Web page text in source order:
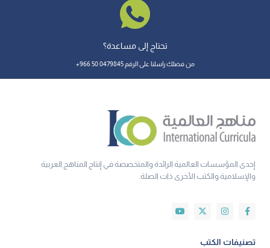
تحتاج إلى مساعدة؟
من فضلك راسلنا على الرقم 0479845 50 966+
إحدى المؤسسات العالمية الرائدة والمتخصصة في إنتاج المناهج العربية
والإسلامية والكتب الأخرى ذات الصلة.
تصنيفات الكتب